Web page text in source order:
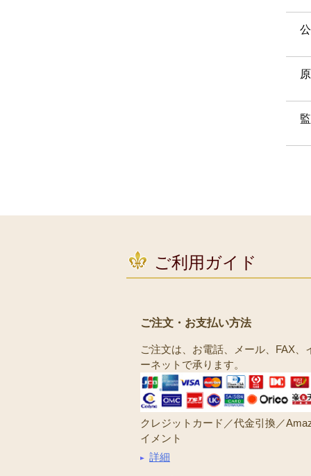
ご利用ガイド
ご注文・お支払い方法
ご注文は、お電話、メール、FAX、
ーネットで承ります。
クレジットカード／代金引換／
イメント
詳細